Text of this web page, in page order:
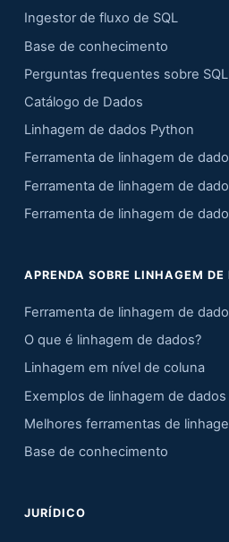
Ingestor de fluxo de SQL
Base de conhecimento
Perguntas frequentes sobre
Catálogo de Dados
Linhagem de dados Python
Ferramenta de linhagem de
Ferramenta de linhagem de
Ferramenta de linhagem de
APRENDA SOBRE LINHAGEM DE
Ferramenta de linhagem de
O que é linhagem de dados?
Linhagem em nível de coluna
Exemplos de linhagem de dados
Melhores ferramentas de
Base de conhecimento
JURÍDICO